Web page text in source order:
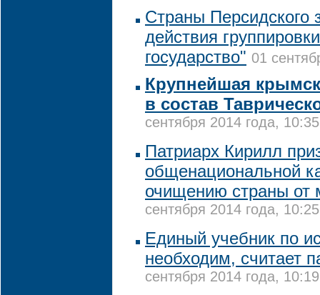
Страны Персидского
действия
государство" 01
Крупнейшая
в состав
сентября 2014 года, 10:35
Патриарх Кирилл
общенациональной
очищению страны от
сентября 2014 года, 10:25
Единый учебник по
необходим, считает
сентября 2014 года, 10:19